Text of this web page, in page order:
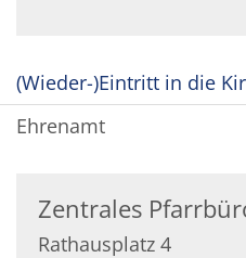
(Wieder-)Eintritt in die
Ehrenamt
Zentrales
Rathausplatz 4